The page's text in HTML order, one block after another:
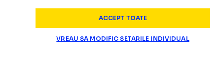
ACCEPT TOATE
VREAU SA MODIFIC SETARILE INDIVIDUAL